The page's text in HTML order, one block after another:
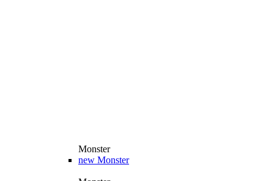
Monster
new Monster